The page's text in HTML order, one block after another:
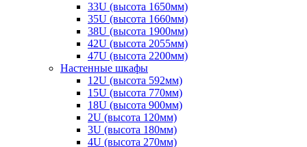
33U (высота 1650мм)
35U (высота 1660мм)
38U (высота 1900мм)
42U (высота 2055мм)
47U (высота 2200мм)
Настенные шкафы
12U (высота 592мм)
15U (высота 770мм)
18U (высота 900мм)
2U (высота 120мм)
3U (высота 180мм)
4U (высота 270мм)